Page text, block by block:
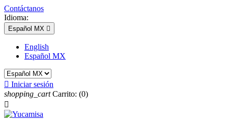
Contáctanos
Idioma:
Español MX 
English
Español MX
 Iniciar sesión
shopping_cart Carrito: (0)
